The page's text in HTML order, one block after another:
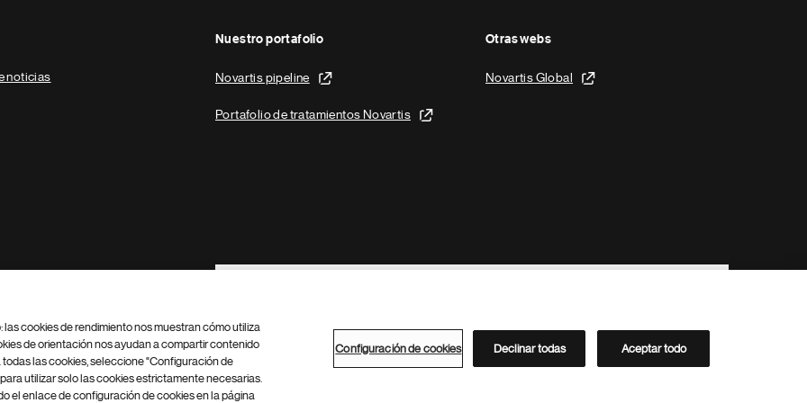
noticias
Nuestro portafolio
Novartis pipeline
Portafolio de tratamientos Novartis
Otras webs
Novartis Global
Footer Site Search
Configuración de cookies Mapa del sitio
Directorio de Novartis
cookies de rendimiento nos muestran cómo utiliza
de orientación nos ayudan a compartir contenido
las cookies, seleccione "Configuración de
utilizar solo las cookies estrictamente necesarias.
el enlace de configuración de cookies en la página
Configuración de cookies Declinar todas Aceptar todo